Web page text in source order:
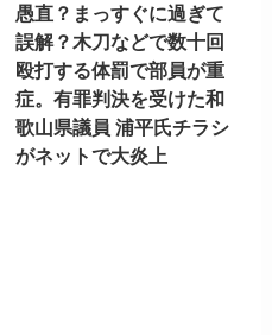
愚直？まっすぐに過ぎて
誤解？木刀などで数十回
殴打する体罰で部員が重
症。有罪判決を受けた和
歌山県議員 浦平氏チラシ
がネットで大炎上